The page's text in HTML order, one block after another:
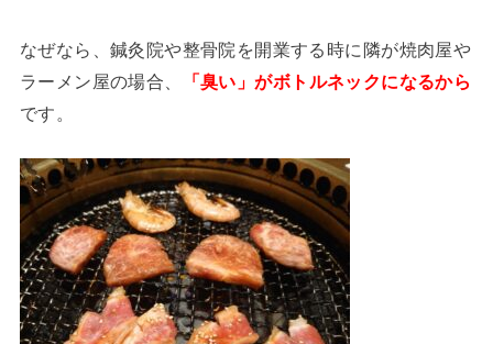
なぜなら、鍼灸院や整骨院を開業する時に隣が焼肉屋や
ラーメン屋の場合、
「臭い」がボトルネックになるから
です。